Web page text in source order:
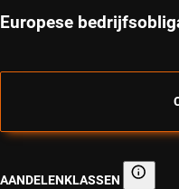
Europese
AANDELENKLASSEN